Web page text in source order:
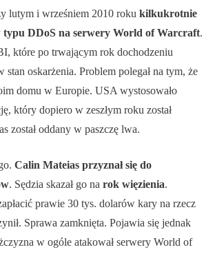
lutym i wrześniem 2010 roku kilkukrotnie
typu DDoS na serwery World of Warcraft.
które po trwającym rok dochodzeniu
stan oskarżenia. Problem polegał na tym, że
domu w Europie. USA wystosowało
który dopiero w zeszłym roku został
został oddany w paszczę lwa.
Calin Mateias przyznał się do
. Sędzia skazał go na rok więzienia.
prawie 30 tys. dolarów kary na rzecz
Sprawa zamknięta. Pojawia się jednak
w ogóle atakował serwery World of